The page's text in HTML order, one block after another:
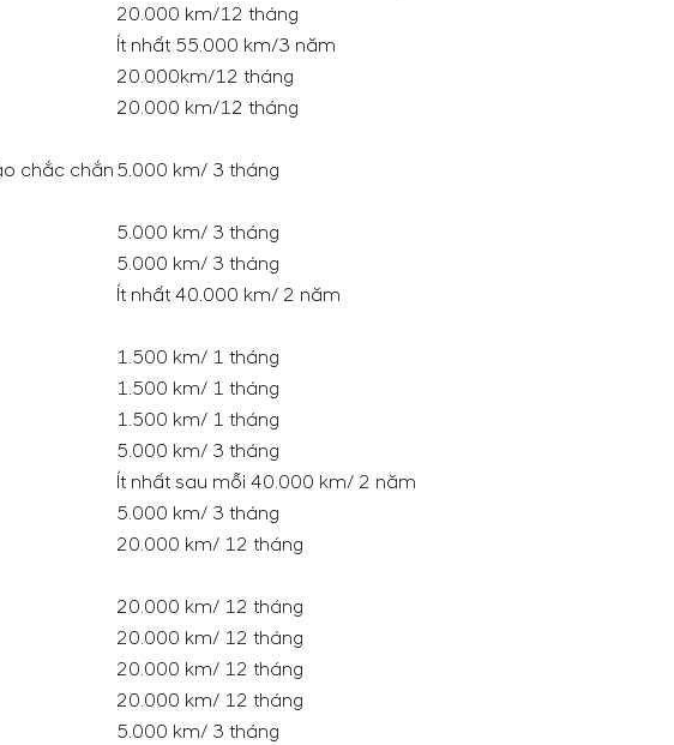
20.000 km/12 tháng
Ít nhất 55.000 km/3 năm
20.000km/12 tháng
20.000 km/12 tháng
chắc chắn 5.000 km/ 3 tháng
5.000 km/ 3 tháng
5.000 km/ 3 tháng
Ít nhất 40.000 km/ 2 năm
1.500 km/ 1 tháng
1.500 km/ 1 tháng
1.500 km/ 1 tháng
5.000 km/ 3 tháng
Ít nhất sau mỗi 40.000 km/ 2 năm
5.000 km/ 3 tháng
20.000 km/ 12 tháng
20.000 km/ 12 tháng
20.000 km/ 12 tháng
20.000 km/ 12 tháng
20.000 km/ 12 tháng
5.000 km/ 3 tháng